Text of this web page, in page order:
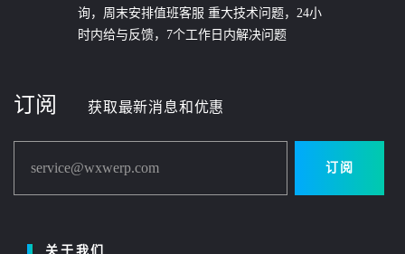
询，周末安排值班客服 重大技术问题，24小
时内给与反馈，7个工作日内解决问题
订阅 获取最新消息和优惠
service@wxwerp.com 订阅
关于我们